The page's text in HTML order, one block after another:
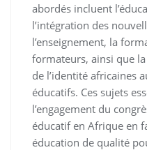
abordés incluent
l’intégration des
l’enseignement, la
formateurs, ainsi que
de l’identité africaines
éducatifs. Ces sujets
l’engagement du
éducatif en Afrique en
éducation de qualité